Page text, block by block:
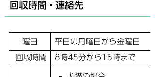
回収時間・連絡先
曜日 平日の月曜日から金曜日
回収時間 8時45分から16時まで